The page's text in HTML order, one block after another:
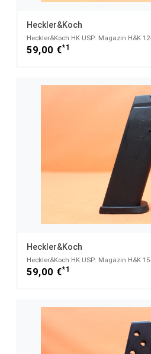
Heckler&Koch
59,00 €*1
Heckler&Koch
59,00 €*1